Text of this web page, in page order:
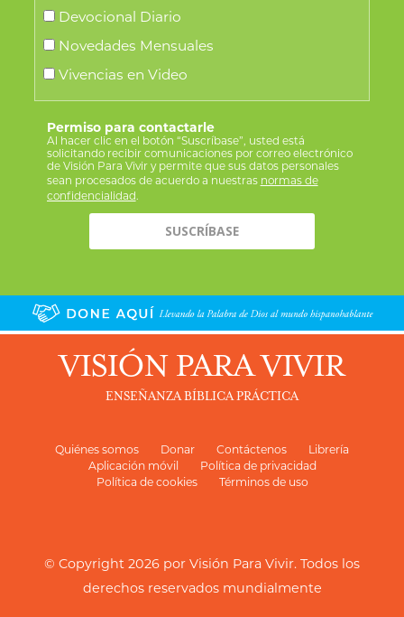
Devocional Diario
Novedades Mensuales
Vivencias en Video
Permiso para contactarle
Al hacer clic en el botón “Suscríbase”, usted está
solicitando recibir comunicaciones por correo electrónico
de Visión Para Vivir y permite que sus datos personales
sean procesados de acuerdo a nuestras normas de
confidencialidad.
VISIÓN PARA VIVIR
ENSEÑANZA BÍBLICA PRÁCTICA
Quiénes somos Donar Contáctenos
Librería
Aplicación móvil
Política de privacidad
Política de cookies
Términos de uso
© Copyright 2026 por Visión Para Vivir. Todos los
derechos reservados mundialmente